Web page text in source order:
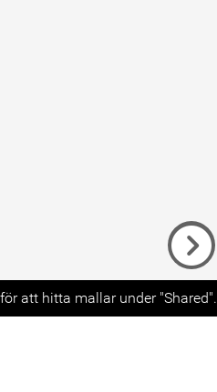
Next
att hitta mallar under "Shared".